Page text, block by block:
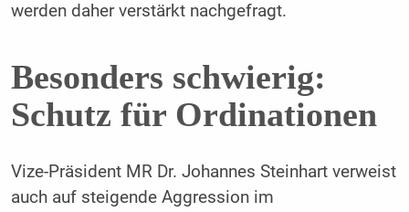
werden daher verstärkt nachgefragt.
Besonders schwierig:
Schutz für Ordinationen
Vize-Präsident MR Dr. Johannes Steinhart verweist
auch auf steigende Aggression im